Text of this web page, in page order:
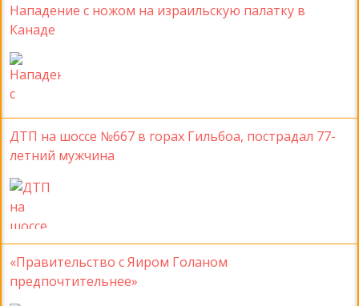
Нападение с ножом на израильскую палатку в
Канаде
ДТП на шоссе №667 в горах Гильбоа, пострадал 77-
летний мужчина
«Правительство с Яиром Голаном
предпочтительнее»